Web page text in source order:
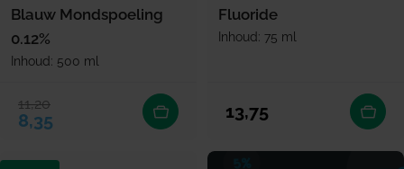
e
n
Blauw Mondspoeling
0.12%
Inhoud: 500 ml
Verkoopprijs
8,35
Normale prijs
11,20
Fluoride
Inhoud: 75 ml
Normale prijs
13,75